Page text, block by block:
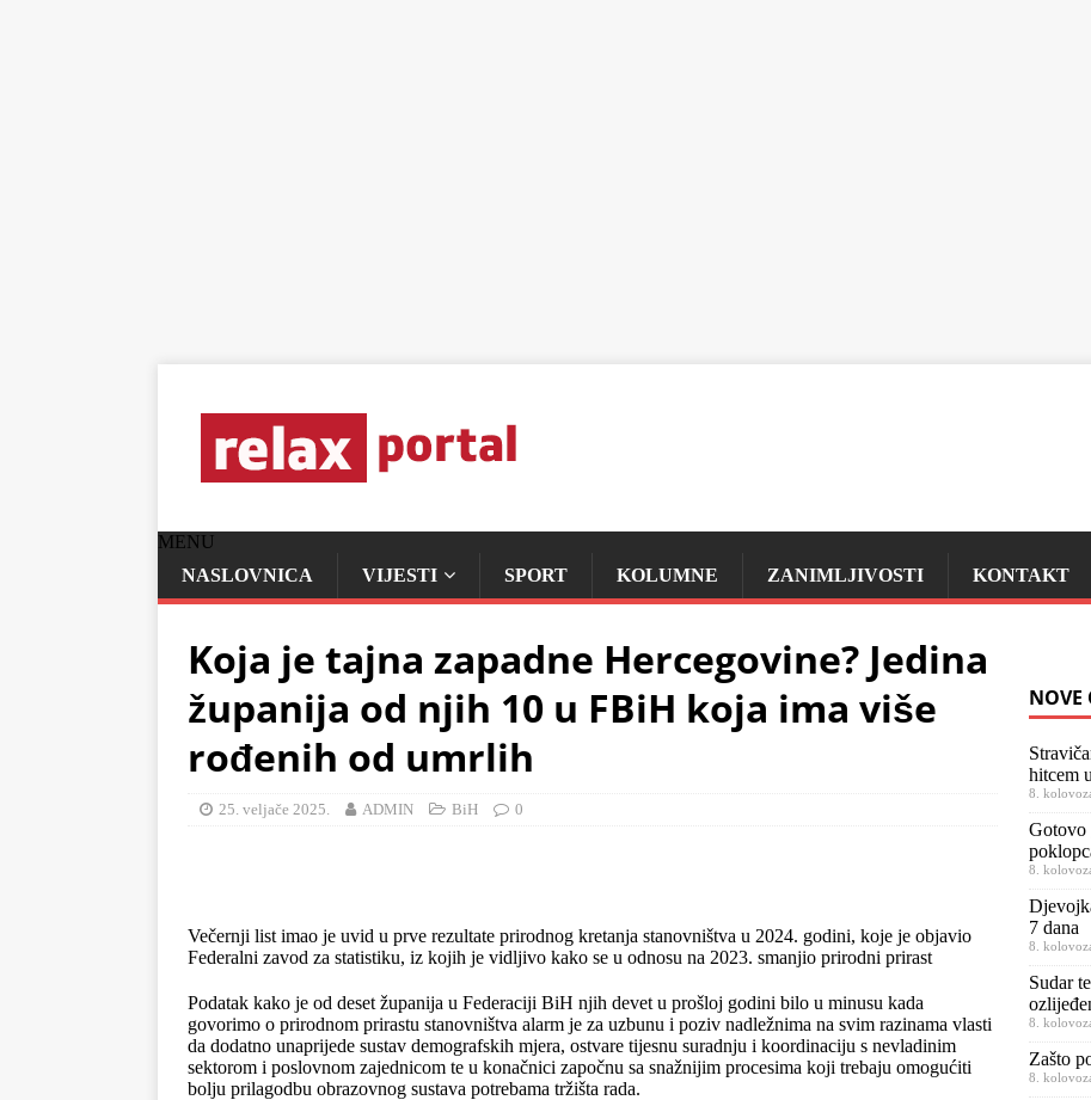
MENU
NASLOVNICA
VIJESTI SPORT KOLUMNE ZANIMLJIVOSTI KONTAKT
Koja je tajna zapadne Hercegovine? Jedina
županija od njih 10 u FBiH koja ima više
rođenih od umrlih
25. veljače 2025. ADMIN BiH 0
Večernji list imao je uvid u prve rezultate prirodnog kretanja stanovništva u 2024. godini, koje je objavio
Federalni zavod za statistiku, iz kojih je vidljivo kako se u odnosu na 2023. smanjio prirodni prirast
Podatak kako je od deset županija u Federaciji BiH njih devet u prošloj godini bilo u minusu kada
govorimo o prirodnom prirastu stanovništva alarm je za uzbunu i poziv nadležnima na svim razinama vlasti
da dodatno unaprijede sustav demografskih mjera, ostvare tijesnu suradnju i koordinaciju s nevladinim
sektorom i poslovnom zajednicom te u konačnici započnu sa snažnijim procesima koji trebaju omogućiti
bolju prilagodbu obrazovnog sustava potrebama tržišta rada.
NOVE
hitcem
8.
Gotovo
8.
7 dana
8.
Sudar
8.
Zašto
8.